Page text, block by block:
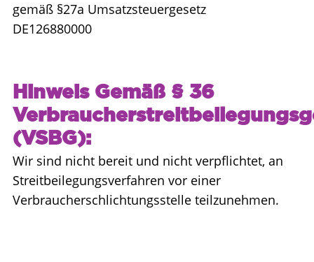
gemäß §27a Umsatzsteuergesetz
DE126880000
Hinweis Gemäß § 36
(VSBG):
Wir sind nicht bereit und nicht verpflichtet, an
Streitbeilegungsverfahren vor einer
Verbraucherschlichtungsstelle teilzunehmen.